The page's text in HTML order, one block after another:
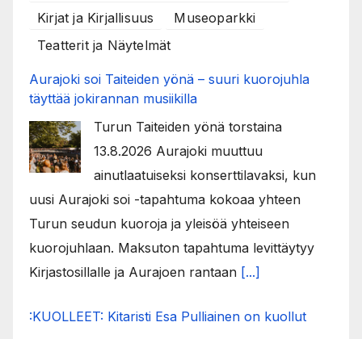
Kirjat ja Kirjallisuus
Museoparkki
Teatterit ja Näytelmät
Aurajoki soi Taiteiden yönä – suuri kuorojuhla
täyttää jokirannan musiikilla
Turun Taiteiden yönä torstaina
13.8.2026 Aurajoki muuttuu
ainutlaatuiseksi konserttilavaksi, kun
uusi Aurajoki soi -tapahtuma kokoaa yhteen
Turun seudun kuoroja ja yleisöä yhteiseen
kuorojuhlaan. Maksuton tapahtuma levittäytyy
Kirjastosillalle ja Aurajoen rantaan [...]
:KUOLLEET: Kitaristi Esa Pulliainen on kuollut